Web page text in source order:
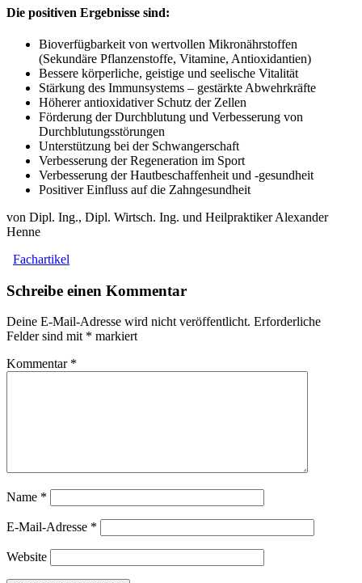
Die positiven Ergebnisse sind:
Bioverfügbarkeit von wertvollen Mikronährstoffen
(Sekundäre Pflanzenstoffe, Vitamine, Antioxidantien)
Bessere körperliche, geistige und seelische Vitalität
Stärkung des Immunsystems – gestärkte Abwehrkräfte
Höherer antioxidativer Schutz der Zellen
Förderung der Durchblutung und Verbesserung von
Durchblutungsstörungen
Unterstützung bei der Schwangerschaft
Verbesserung der Regeneration im Sport
Verbesserung der Hautbeschaffenheit und -gesundheit
Positiver Einfluss auf die Zahngesundheit
von Dipl. Ing., Dipl. Wirtsch. Ing. und Heilpraktiker Alexander
Henne
Fachartikel
Schreibe einen Kommentar
Deine E-Mail-Adresse wird nicht veröffentlicht. Erforderliche
Felder sind mit * markiert
Kommentar *
Name *
E-Mail-Adresse *
Website